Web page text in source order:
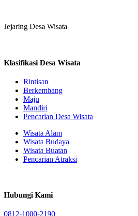
Jejaring Desa Wisata
Klasifikasi Desa Wisata
Rintisan
Berkembang
Maju
Mandiri
Pencarian Desa Wisata
Wisata Alam
Wisata Budaya
Wisata Buatan
Pencarian Atraksi
Hubungi Kami
0812-1000-2190